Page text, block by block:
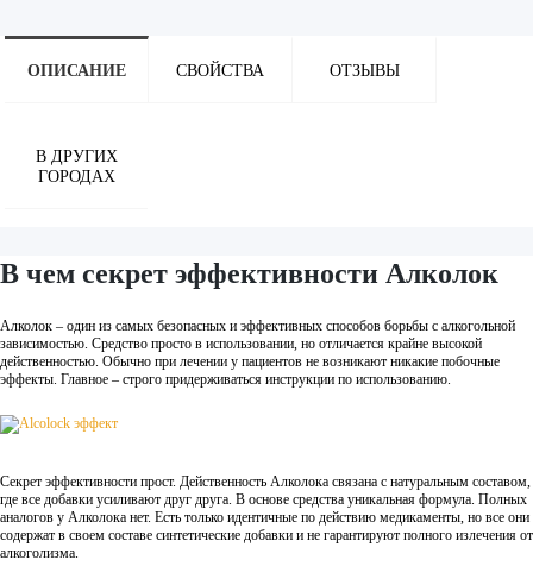
ОПИСАНИЕ СВОЙСТВА ОТЗЫВЫ
В ДРУГИХ
ГОРОДАХ
В чем секрет эффективности Алколок
Алколок – один из самых безопасных и эффективных способов борьбы с алкогольной
зависимостью. Средство просто в использовании, но отличается крайне высокой
действенностью. Обычно при лечении у пациентов не возникают никакие побочные
эффекты. Главное – строго придерживаться инструкции по использованию.
Секрет эффективности прост. Действенность Алколока связана с натуральным составом,
где все добавки усиливают друг друга. В основе средства уникальная формула. Полных
аналогов у Алколока нет. Есть только идентичные по действию медикаменты, но все они
содержат в своем составе синтетические добавки и не гарантируют полного излечения от
алкоголизма.